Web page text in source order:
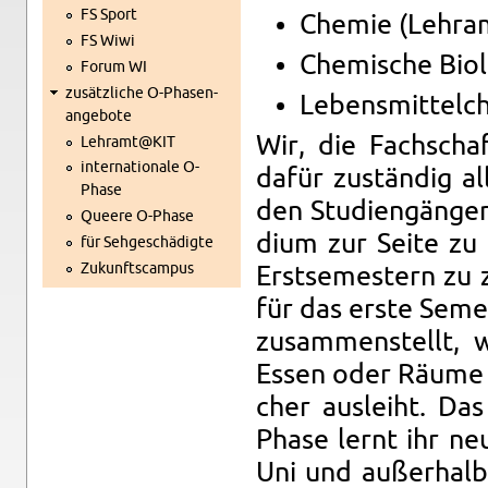
FS Sport
FS Wiwi
Forum WI
zu­sätz­li­che O-Pha­sen­
an­ge­bo­te
Lehramt@​KIT
in­ter­na­tio­na­le O-
Pha­se
Quee­re O-Pha­se
für Seh­ge­schä­dig­te
Zu­kunfts­cam­pus
Che­mie
Che­mi­sche
Wir, die
dafür zu­stän­dig
den
di­um zur Seite zu
Erst­se­mes­tern zu
für das erste
zu­sam­men­stellt,
Essen oder
cher aus­leiht.
Pha­se lernt ihr
Uni und